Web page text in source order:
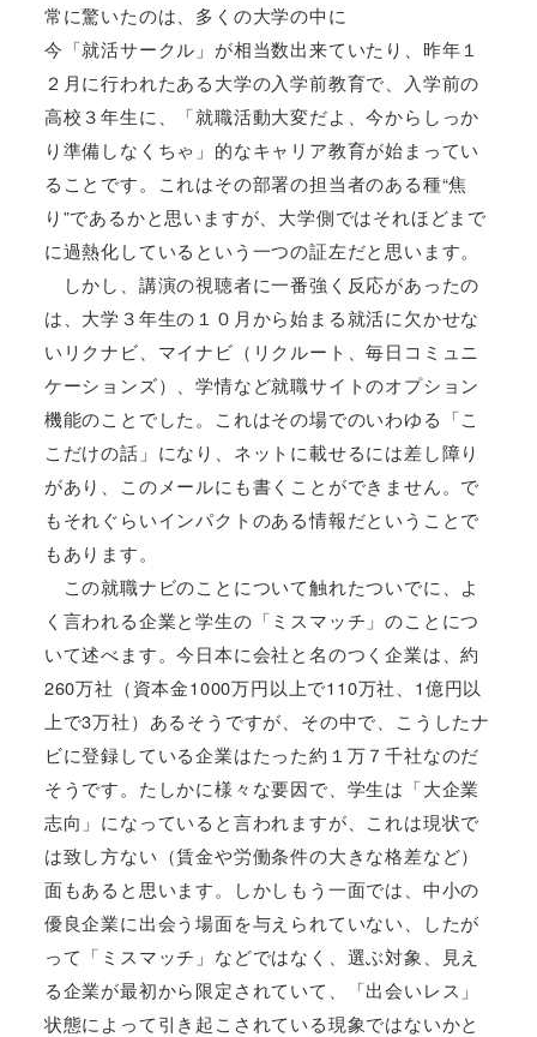
常に驚いたのは、多くの大学の中に
今「就活サークル」が相当数出来ていたり、昨年１
２月に行われたある大学の入学前教育で、入学前の
高校３年生に、「就職活動大変だよ、今からしっか
り準備しなくちゃ」的なキャリア教育が始まってい
ることです。これはその部署の担当者のある種“焦
り”であるかと思いますが、大学側ではそれほどまで
に過熱化しているという一つの証左だと思います。
しかし、講演の視聴者に一番強く反応があったの
は、大学３年生の１０月から始まる就活に欠かせな
いリクナビ、マイナビ（リクルート、毎日コミュニ
ケーションズ）、学情など就職サイトのオプション
機能のことでした。これはその場でのいわゆる「こ
こだけの話」になり、ネットに載せるには差し障り
があり、このメールにも書くことができません。で
もそれぐらいインパクトのある情報だということで
もあります。
この就職ナビのことについて触れたついでに、よ
く言われる企業と学生の「ミスマッチ」のことにつ
いて述べます。今日本に会社と名のつく企業は、約
260万社（資本金1000万円以上で110万社、 1億円以
上で3万社）あるそうですが、その中で、こうしたナ
ビに登録している企業はたった約１万７千社なのだ
そうです。たしかに様々な要因で、学生は「大企業
志向」になっていると言われますが、これは現状で
は致し方ない（賃金や労働条件の大きな格差など）
面もあると思います。しかしもう一面では、中小の
優良企業に出会う場面を与えられていない、したが
って「ミスマッチ」などではなく、選ぶ対象、見え
る企業が最初から限定されていて、「出会いレス」
状態によって引き起こされている現象ではないかと